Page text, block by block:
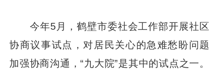
今年5月，鹤壁市委社会工作部开展社区
协商议事试点，对居民关心的急难愁盼问题
加强协商沟通，“九大院”是其中的试点之一。